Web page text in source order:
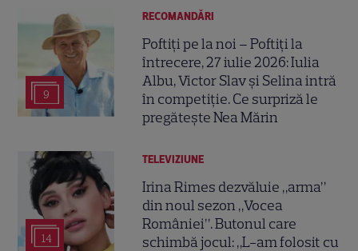
9
RECOMANDĂRI
Poftiți pe la noi – Poftiți la
întrecere, 27 iulie 2026: Iulia
Albu, Victor Slav și Selina intră
în competiție. Ce surpriză le
pregătește Nea Mărin
14
TELEVIZIUNE
Irina Rimes dezvăluie „arma”
din noul sezon „Vocea
României”. Butonul care
schimbă jocul: „L-am folosit cu